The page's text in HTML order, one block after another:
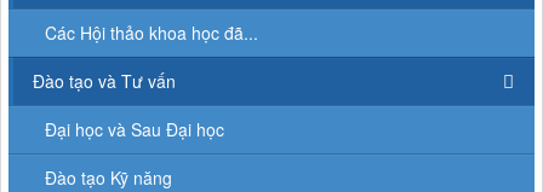
Các Hội thảo khoa học đã...
Đào tạo và Tư vấn
Đại học và Sau Đại học
Đào tạo Kỹ năng